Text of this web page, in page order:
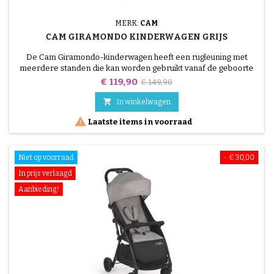
MERK: CAM
CAM GIRAMONDO KINDERWAGEN GRIJS
De Cam Giramondo-kinderwagen heeft een rugleuning met
meerdere standen die kan worden gebruikt vanaf de geboorte
tot 36 maanden.
Prijs
€ 119,90 Normale
prijs
€ 149,90
 In winkelwagen
 Laatste items in voorraad
- € 30,00
Niet op voorraad
In prijs verlaagd
Aanbieding!